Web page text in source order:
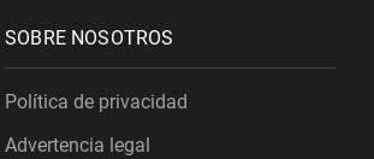
SOBRE NOSOTROS
Política de privacidad
Advertencia legal